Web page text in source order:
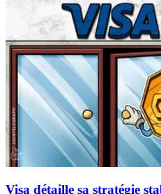
Visa détaille sa stratégie